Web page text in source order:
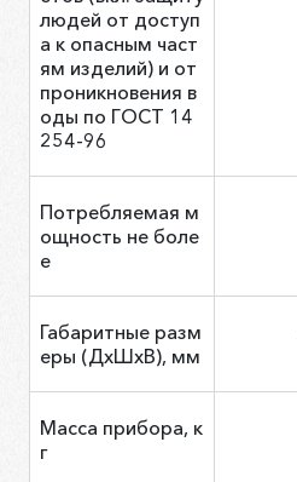
людей от доступ
а к опасным част
ям изделий) и от
проникновения в
оды по ГОСТ 14
254-96
Потребляемая м
ощность не боле
е
Габаритные разм
еры (ДхШхВ), мм
Масса прибора, к
г